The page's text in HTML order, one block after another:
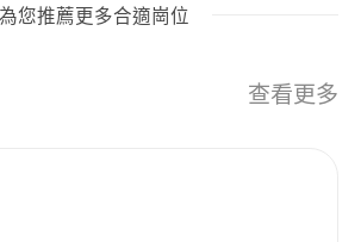
操作程序以及关于进一步增强安全
科学或相关学科高级文凭或以上
為您推薦更多合適崗位
查看更多